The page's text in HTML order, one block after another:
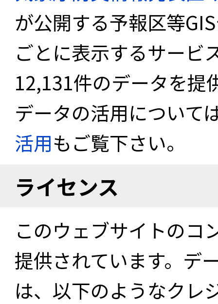
が公開する予報区等
ごとに表示するサービ
12,131件のデータを提
データの活用について
活用もご覧下さい。
ライセンス
このウェブサイトのコ
提供されています。デ
は、以下のようなクレ